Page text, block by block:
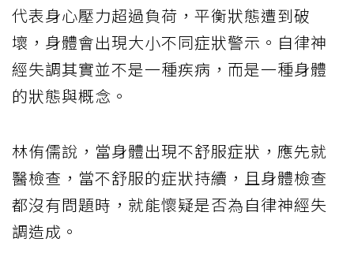
代表身心壓力超過負荷，平衡狀態遭到破
壞，身體會出現大小不同症狀警示。自律神
經失調其實並不是一種疾病，而是一種身體
的狀態與概念。
林侑儒說，當身體出現不舒服症狀，應先就
醫檢查，當不舒服的症狀持續，且身體檢查
都沒有問題時，就能懷疑是否為自律神經失
調造成。